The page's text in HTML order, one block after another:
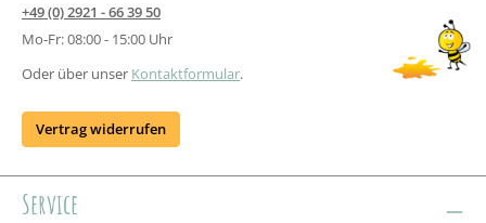
+49 (0) 2921 - 66 39 50
Mo-Fr: 08:00 - 15:00 Uhr
Oder über unser Kontaktformular.
Vertrag widerrufen
Service